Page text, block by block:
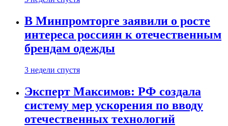
В Минпромторге заявили о росте
интереса россиян к отечественным
брендам одежды
3 недели спустя
Эксперт Максимов: РФ создала
систему мер ускорения по вводу
отечественных технологий